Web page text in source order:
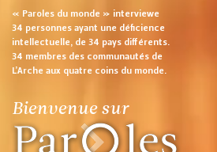
« Paroles du monde » interviewe
34 personnes ayant une déficience
intellectuelle, de 34 pays différents.
34 membres des communautés de
L’Arche aux quatre coins du monde.
Bienvenue sur